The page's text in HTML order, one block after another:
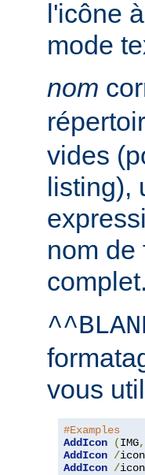
l'icône
mode
nom
vides
listing),
nom de
complet.
vous
#Examples
AddIcon
(IMG
AddIcon /
AddIcon /